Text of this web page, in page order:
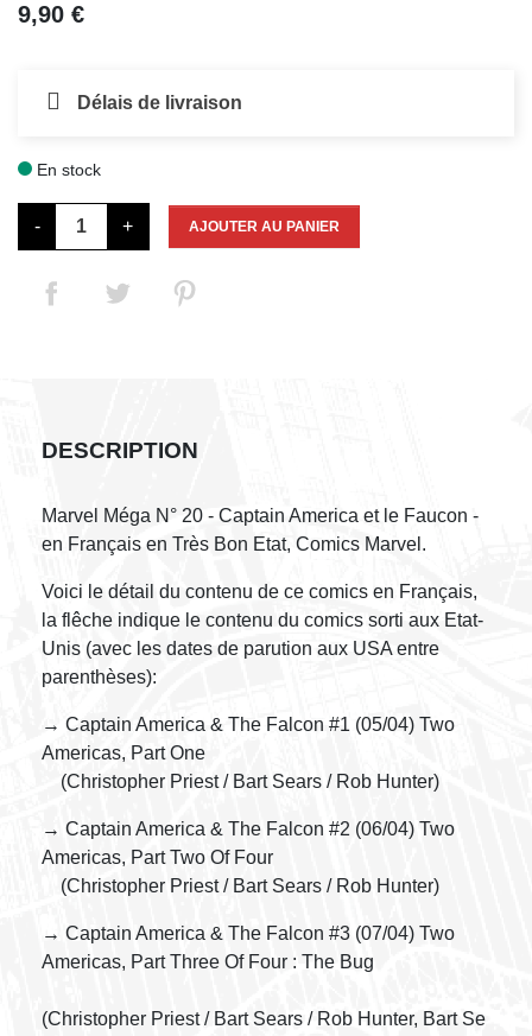
9,90 €
Délais de livraison
En stock
- + AJOUTER AU PANIER
DESCRIPTION
Marvel Méga N° 20 - Captain America et le Faucon -
en Français en Très Bon Etat, Comics Marvel.
Voici le détail du contenu de ce comics en Français,
la flêche indique le contenu du comics sorti aux Etat-
Unis (avec les dates de parution aux USA entre
parenthèses):
→ Captain America & The Falcon #1 (05/04) Two
Americas, Part One
(Christopher Priest / Bart Sears / Rob Hunter)
→ Captain America & The Falcon #2 (06/04) Two
Americas, Part Two Of Four
(Christopher Priest / Bart Sears / Rob Hunter)
→ Captain America & The Falcon #3 (07/04) Two
Americas, Part Three Of Four : The Bug
(Christopher Priest / Bart Sears / Rob Hunter, Bart Se